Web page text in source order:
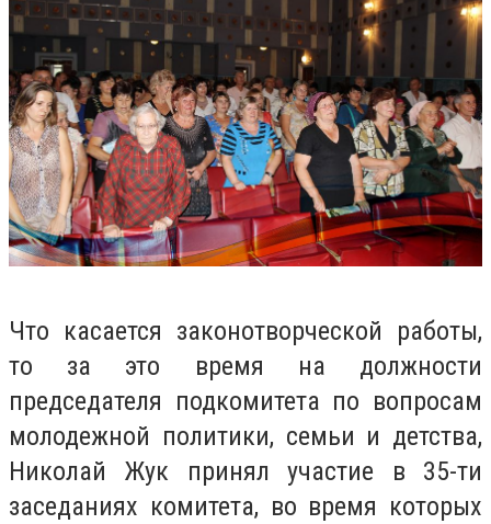
Что касается законотворческой работы,
то за это время на должности
председателя подкомитета по вопросам
молодежной политики, семьи и детства,
Николай Жук принял участие в 35-ти
заседаниях комитета, во время которых